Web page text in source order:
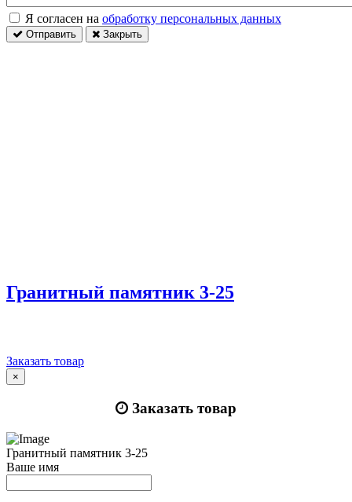
Я согласен на обработку персональных данных
Отправить Закрыть
Гранитный памятник 3-25
Заказать товар
×
Заказать товар
Гранитный памятник 3-25
Ваше имя